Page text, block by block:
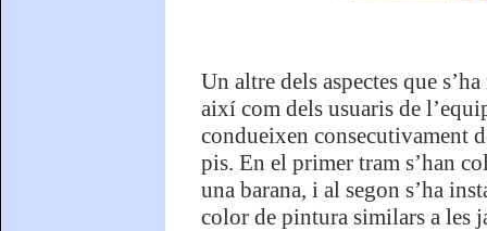
Un altre dels aspectes que
així com dels usuaris de
condueixen consecutivament
pis. En el primer tram s’han
una barana, i al segon s’ha
color de pintura similars a les